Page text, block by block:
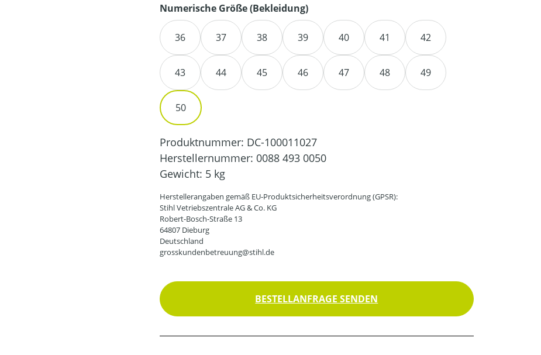
Numerische Größe (Bekleidung)auswählen
36 37 38 39 40 41 42
43 44 45 46 47 48 49
50
Produktnummer: DC-100011027
Herstellernummer: 0088 493 0050
Gewicht: 5 kg
Herstellerangaben gemäß EU-Produktsicherheitsverordnung (GPSR):
Stihl Vetriebszentrale AG & Co. KG
Robert-Bosch-Straße 13
64807 Dieburg
Deutschland
grosskundenbetreuung@stihl.de
BESTELLANFRAGE SENDEN